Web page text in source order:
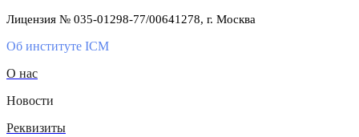
Лицензия № 035-01298-77/00641278, г. Москва
Об институте ICM
О нас
Новости
Реквизиты